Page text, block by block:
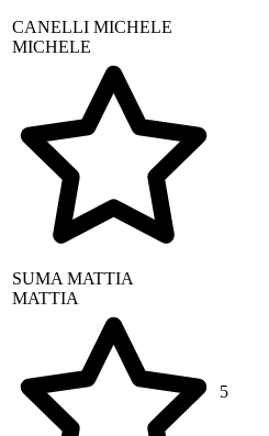
CANELLI MICHELE
MICHELE
SUMA MATTIA
MATTIA
5